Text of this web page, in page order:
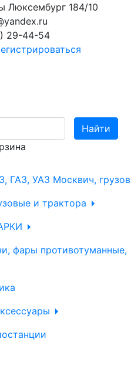
Люксембург 184/10
29-44-54
ГАЗ, УАЗ Москвич,
и трактора
фары противотуманные,